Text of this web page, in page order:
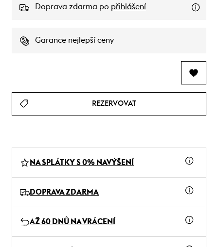
Doprava zdarma po přihlášení
Garance nejlepší ceny
REZERVOVAT
NA SPLÁTKY S 0% NAVÝŠENÍ
DOPRAVA ZDARMA
AŽ 60 DNŮ NA VRÁCENÍ